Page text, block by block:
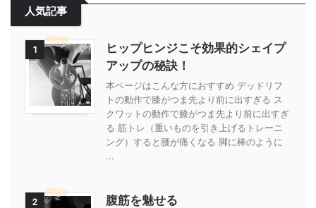
人気記事
1
ヒップヒンジこそ効果的シェイプ
アップの秘訣！
本ページはこんな方におすすめ デッドリフ
トの動作で膝がつま先より前に出すぎる ス
クワットの動作で膝がつま先より前に出すぎ
る 筋トレ（重いものを引き上げるトレーニ
ング）すると腰が痛くなる 脚に棒のように
...
2 腹筋を魅せる